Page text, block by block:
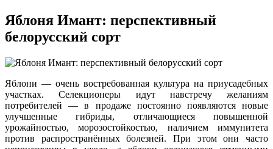
Яблоня Имант: перспективный
белорусский сорт
Яблони — очень востребованная культура на приусадебных
участках. Селекционеры идут навстречу желаниям
потребителей — в продаже постоянно появляются новые
улучшенные гибриды, отличающиеся повышенной
урожайностью, морозостойкостью, наличием иммунитета
против распространённых болезней. При этом они часто